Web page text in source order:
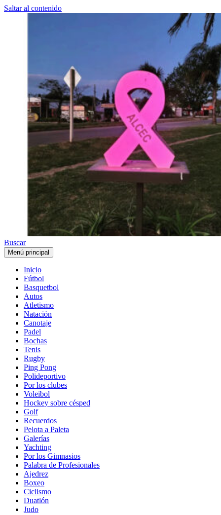
Saltar al contenido
Buscar
Menú principal
Inicio
Fútbol
Basquetbol
Autos
Atletismo
Natación
Canotaje
Padel
Bochas
Tenis
Rugby
Ping Pong
Polideportivo
Por los clubes
Voleibol
Hockey sobre césped
Golf
Recuerdos
Pelota a Paleta
Galerías
Yachting
Por los Gimnasios
Palabra de Profesionales
Ajedrez
Boxeo
Ciclismo
Duatlón
Judo